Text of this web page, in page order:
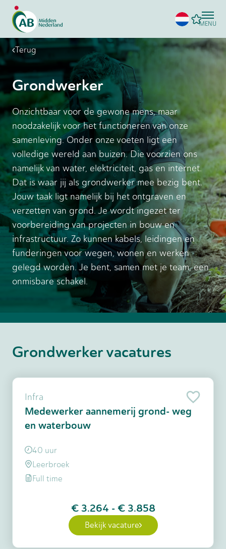
MENU
Terug
Grondwerker
Onzichtbaar voor de gewone mens, maar
noodzakelijk voor het functioneren van onze
samenleving. Onder onze voeten ligt een
volledige wereld aan buizen. Die voorzien ons
namelijk van water, elektriciteit, gas en internet.
Dat is waar jij als grondwerker mee bezig bent.
Jouw taak ligt namelijk bij het ontgraven en
verzetten van grond. Je wordt ingezet ter
voorbereiding van projecten in bouw en
infrastructuur. Zo kunnen kabels, leidingen en
funderingen voor wegen, wonen en werken
gelegd worden. Je bent, samen met je team, een
onmisbare schakel.
Grondwerker vacatures
Infra
Medewerker aannemerij grond- weg
en waterbouw
40 uur
Leerbroek
Full time
€ 3.264- € 3.858
Bekijk vacature